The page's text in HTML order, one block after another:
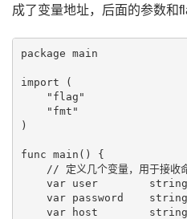
成了变量地址，后面的参数和
package main
import (
    "flag"
    "fmt"
)
func main() {
// 定义几个变量，用于接收
    var user        string
    var password    string
    var host        string